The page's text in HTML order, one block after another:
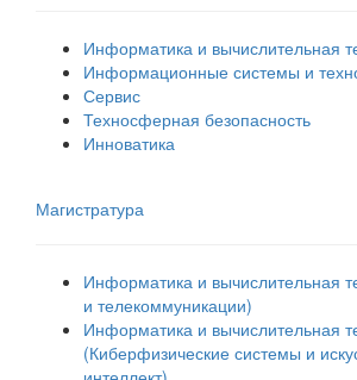
Информатика и вычислительная
Информационные системы и
Сервис
Техносферная безопасность
Инноватика
Магистратура
Информатика и вычислительная
и телекоммуникации)
Информатика и вычислительная
(Киберфизические системы и